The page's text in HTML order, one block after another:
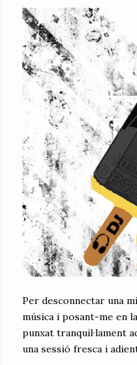
Per desconnectar una
música i posant-me en
punxat tranquil·lament
una sessió fresca i